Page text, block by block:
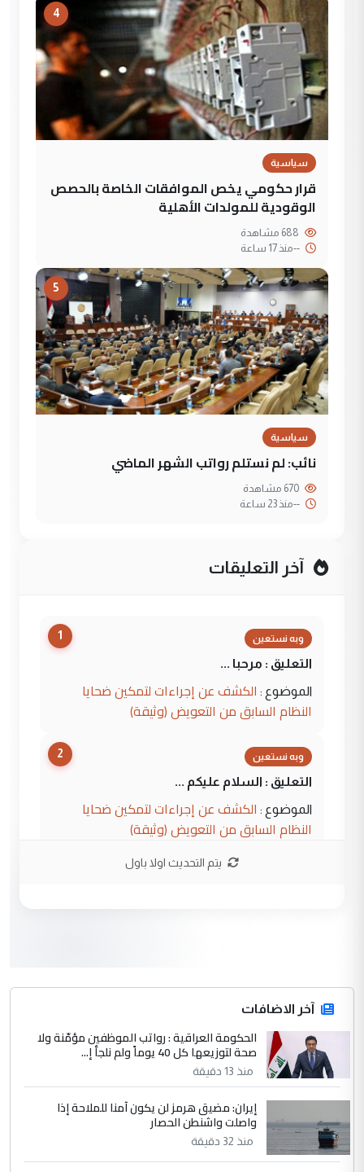
4
سياسية
قرار حكومي يخص الموافقات الخاصة بالحصص
الوقودية للمولدات الأهلية
--منذ 17 ساعة
5
سياسية
نائب: لم نستلم رواتب الشهر الماضي
--منذ 23 ساعة
آخر التعليقات
1 وبه نستعين
التعليق : مرحبا ...
الموضوع : الكشف عن إجراءات لتمكين ضحايا
النظام السابق من التعويض (وثيقة)
2 وبه نستعين
التعليق : السلام عليكم ...
الموضوع : الكشف عن إجراءات لتمكين ضحايا
النظام السابق من التعويض (وثيقة)
محمد حسين عبد الكريم حسين
صلاح مهدي حسن
التعليق : صلاح مهدي حسن ...
الموضوع :
هيئة الحج تصدر قرارا يخص "لم الشمل"
وتعديل استمارة قرعة الحج
صلاح مهدي حسن
التعليق : صلاح مهدي حسن ...
يتم التحديث اولا باول
آخر الاضافات
الحكومة العراقية : رواتب الموظفين مؤمّنة ولا
صحة لتوزيعها كل 40 يوماً ولم نلجأ إ...
منذ 13 دقيقة
إيران: مضيق هرمز لن يكون آمنا للملاحة إذا
واصلت واشنطن الحصار
منذ 32 دقيقة